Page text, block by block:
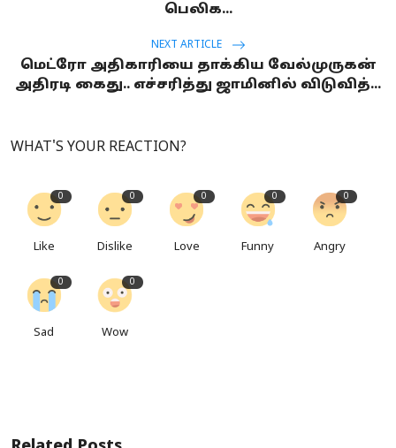
பெலிக...
NEXT ARTICLE
மெட்ரோ அதிகாரியை தாக்கிய வேல்முருகன்
அதிரடி கைது.. எச்சரித்து ஜாமினில் விடுவித்...
WHAT'S YOUR REACTION?
0
Like
0
Dislike
0
Love
0
Funny
0
Angry
0
Sad
0
Wow